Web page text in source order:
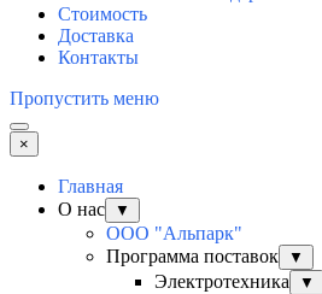
Стоимость
Доставка
Контакты
Пропустить меню
×
Главная
О нас
▼
ООО "Альпарк"
Программа поставок
▼
Электротехника ▼